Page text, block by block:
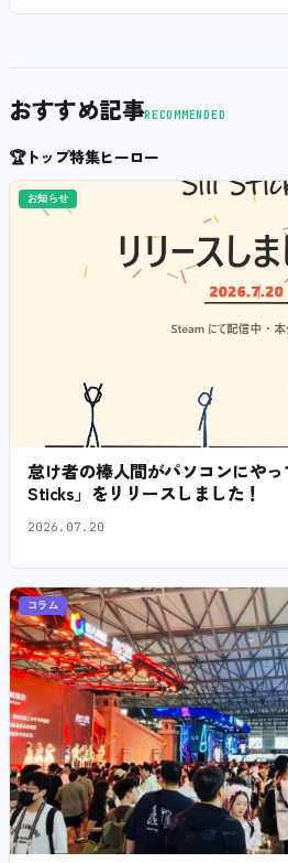
おすすめ記事RECOMMENDED
🏆トップ特集ヒーロー
お知らせ
怠け者の棒人間がパソコンにや
Sticks」をリリースしました！
2026.07.20
コラム